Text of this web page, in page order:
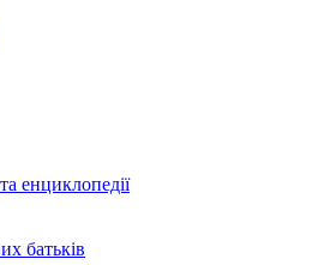
енциклопедії
батьків